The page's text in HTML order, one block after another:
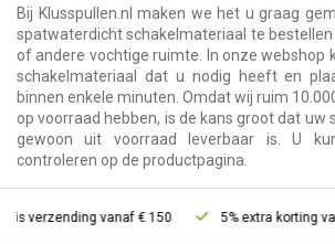
Bij Klusspullen.nl maken we het u graag
spatwaterdicht schakelmateriaal te
of andere vochtige ruimte. In onze webshop
schakelmateriaal dat u nodig heeft en
binnen enkele minuten. Omdat wij ruim
op voorraad hebben, is de kans groot dat uw
gewoon uit voorraad leverbaar is. U
controleren op de productpagina.
verzending vanaf € 150 5% extra korting